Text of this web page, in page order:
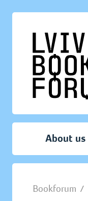
About us
Bookforum /